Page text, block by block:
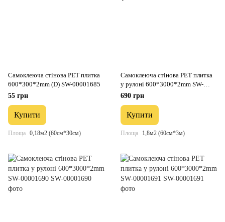
Самоклеюча стінова PET плитка
600*300*2mm (D) SW-00001685
55 грн
Купити
Площа 0,18м2 (60см*30см)
Самоклеюча стінова PET плитка
у рулоні 600*3000*2mm SW-
00001688
690 грн
Купити
Площа 1,8м2 (60см*3м)